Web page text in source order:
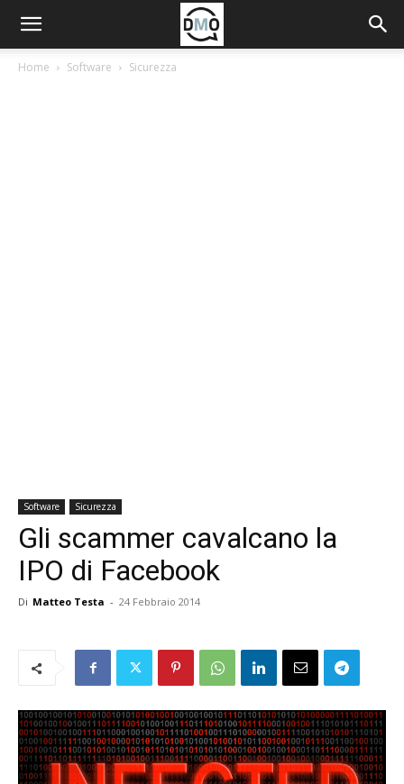
Home Software Sicurezza
Software Sicurezza
Gli scammer cavalcano la
IPO di Facebook
Di Matteo Testa - 24 Febbraio 2014